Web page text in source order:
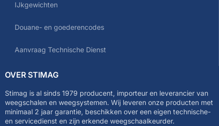
IJkgewichten
Douane- en goederencodes
Aanvraag Technische Dienst
OVER STIMAG
Stimag is al sinds 1979 producent, importeur en leverancier van
weegschalen en weegsystemen. Wij leveren onze producten met
minimaal 2 jaar garantie, beschikken over een eigen technische-
en servicedienst en zijn erkende weegschaalkeurder.